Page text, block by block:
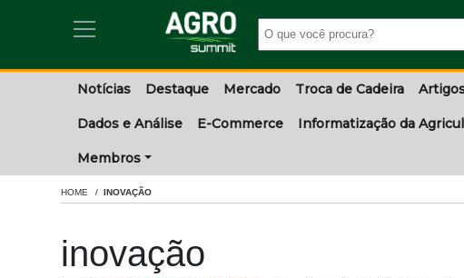
Notícias Destaque Mercado Troca de Cadeira
Dados e Análise E-Commerce Informatização da
Membros
HOME INOVAÇÃO
inovação